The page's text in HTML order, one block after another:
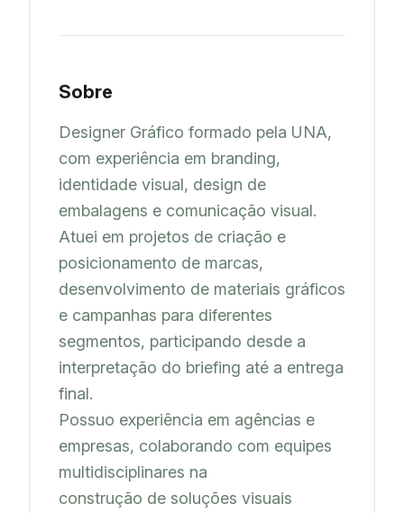
Sobre
Designer Gráfico formado pela UNA,
com experiência em branding,
identidade visual, design de
embalagens e comunicação visual.
Atuei em projetos de criação e
posicionamento de marcas,
desenvolvimento de materiais gráficos
e campanhas para diferentes
segmentos, participando desde a
interpretação do briefing até a entrega
final.
Possuo experiência em agências e
empresas, colaborando com equipes
multidisciplinares na
construção de soluções visuais